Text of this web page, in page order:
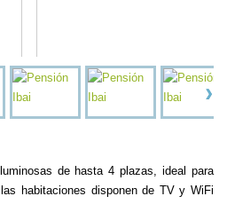
de hasta 4 plazas, ideal para
habitaciones disponen de TV y WiFi